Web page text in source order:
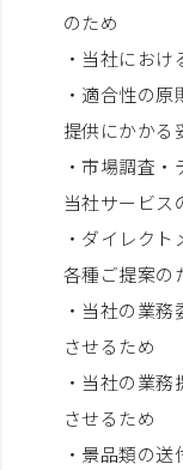
のため
・当社にお
・適合性の
提供にかかる
・市場調査
当社サービス
・ダイレク
各種ご提案の
・当社の業
させるため
・当社の業
させるため
・景品類の